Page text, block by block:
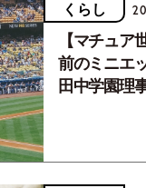
くらし
【マチュ
前のミニエ
田中学園理